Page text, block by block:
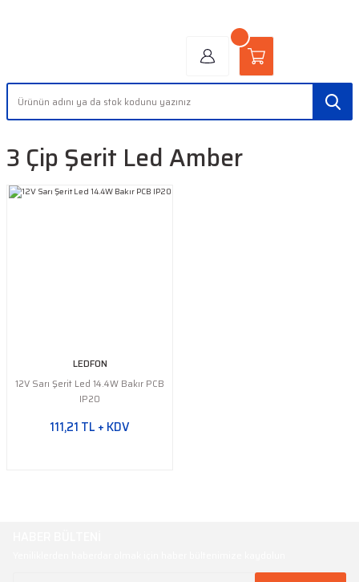
3 Çip Şerit Led Amber
LEDFON
12V Sarı Şerit Led 14.4W Bakır PCB
IP20
111,21 TL + KDV